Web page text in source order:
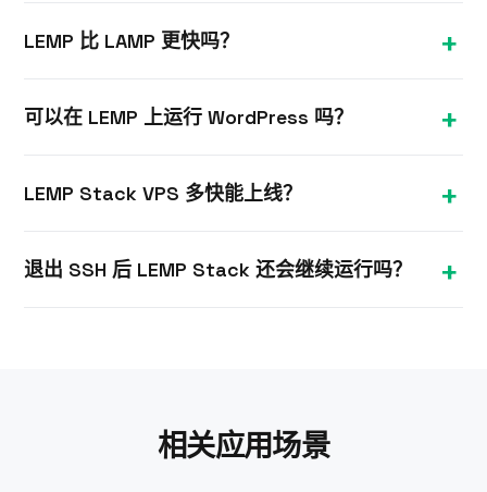
和 PHP——相较于 LAMP 的高性能替代方案，使用
色的性能。
LEMP 比 LAMP 更快吗？
通常比 Apache（LAMP）更高效。两者在 VPS 上均
可以在 LEMP 上运行 WordPress 吗？
尤其配合缓存插件时，性能通常优于 Apache。
LEMP Stack VPS 多快能上线？
您将通过邮件收到 IP 和 root SSH 凭据，随即可安装
退出 SSH 后 LEMP Stack 还会继续运行吗？
相关应用场景